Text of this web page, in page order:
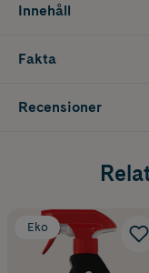
Innehåll
Fakta
Recensioner
Eko